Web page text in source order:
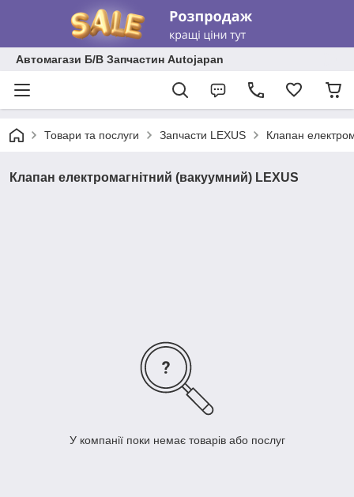
Автомагази Б/В Запчастин Autojapan
Товари та послуги Запчасти LEXUS Клапан
Клапан електромагнітний (вакуумний) LEXUS
У компанії поки немає товарів або послуг